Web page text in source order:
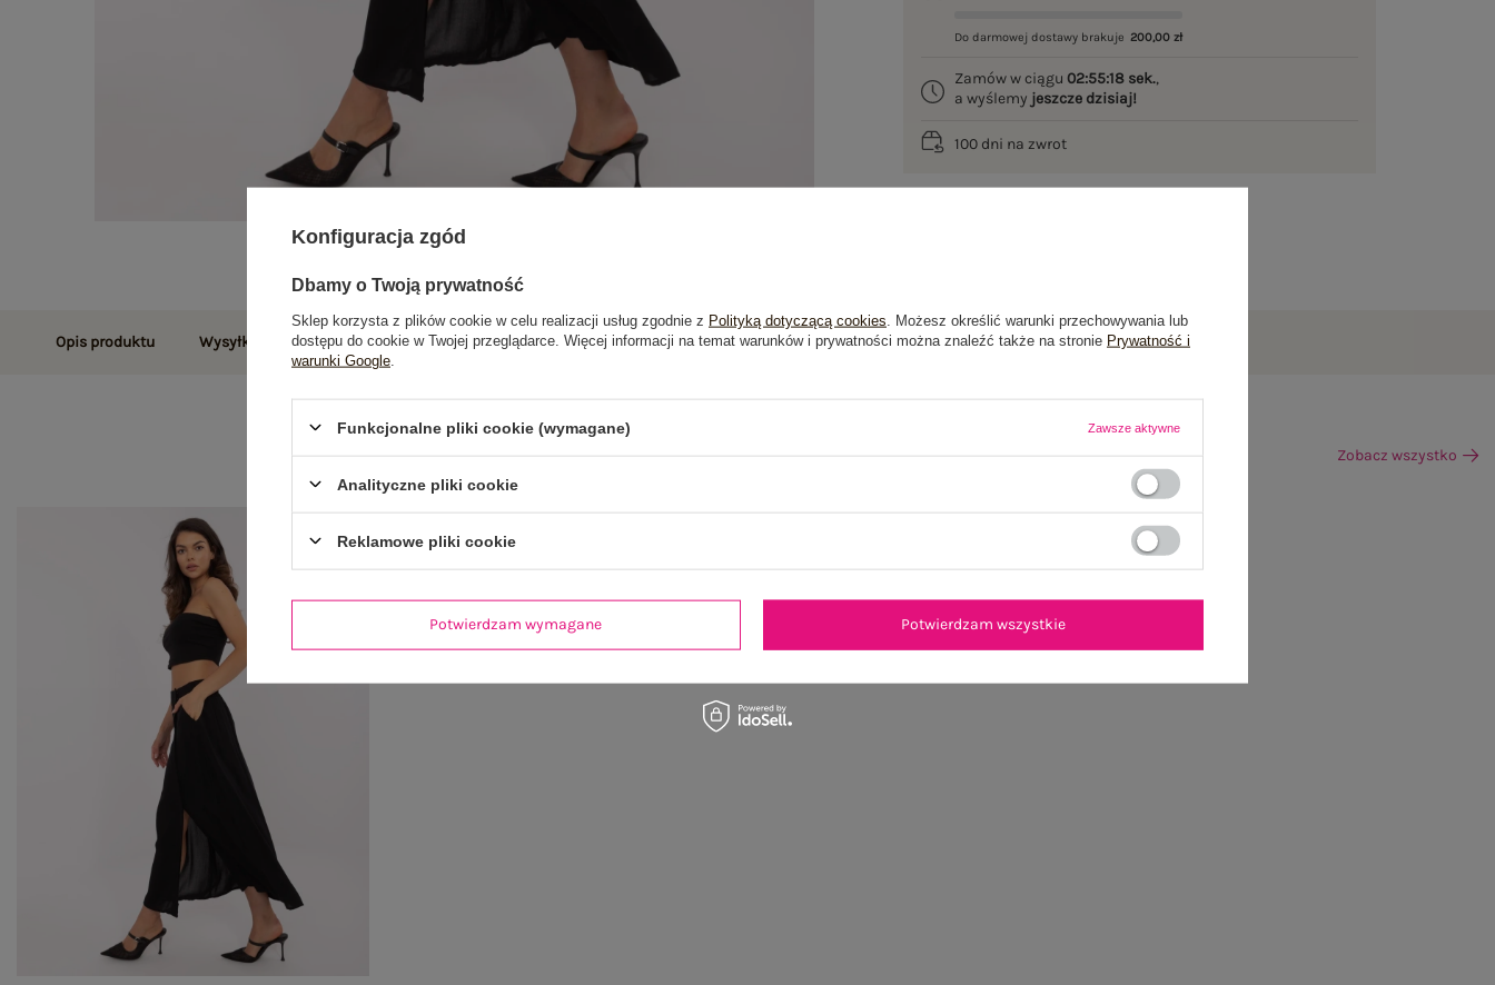
Do darmowej dostawy brakuje 200,00 zł
Zamów w ciągu02:55:17 sek.,
a wyślemy jeszcze dzisiaj!
100 dni na zwrot
Opis produktu Wysyłka i dostawa Zwroty i reklamacje Opinie o produkcie(0)
Zobacz wszystko
Konfiguracja zgód
Dbamy o Twoją prywatność
Sklep korzysta z plików cookie w celu realizacji usług zgodnie z Polityką dotyczącą cookies . Możesz określić warunki przechowywania lub
dostępu do cookie w Twojej przeglądarce. Więcej informacji na temat warunków i prywatności można znaleźć także na stronie Prywatność i
warunki Google
Funkcjonalne pliki cookie (wymagane) Zawsze aktywne
Analityczne pliki cookie
Reklamowe pliki cookie
Potwierdzam wymagane Potwierdzam wszystkie